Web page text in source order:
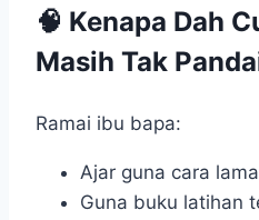
🧠 Kenapa Dah
Masih Tak
Ramai ibu bapa:
Ajar guna cara
Guna buku latihan